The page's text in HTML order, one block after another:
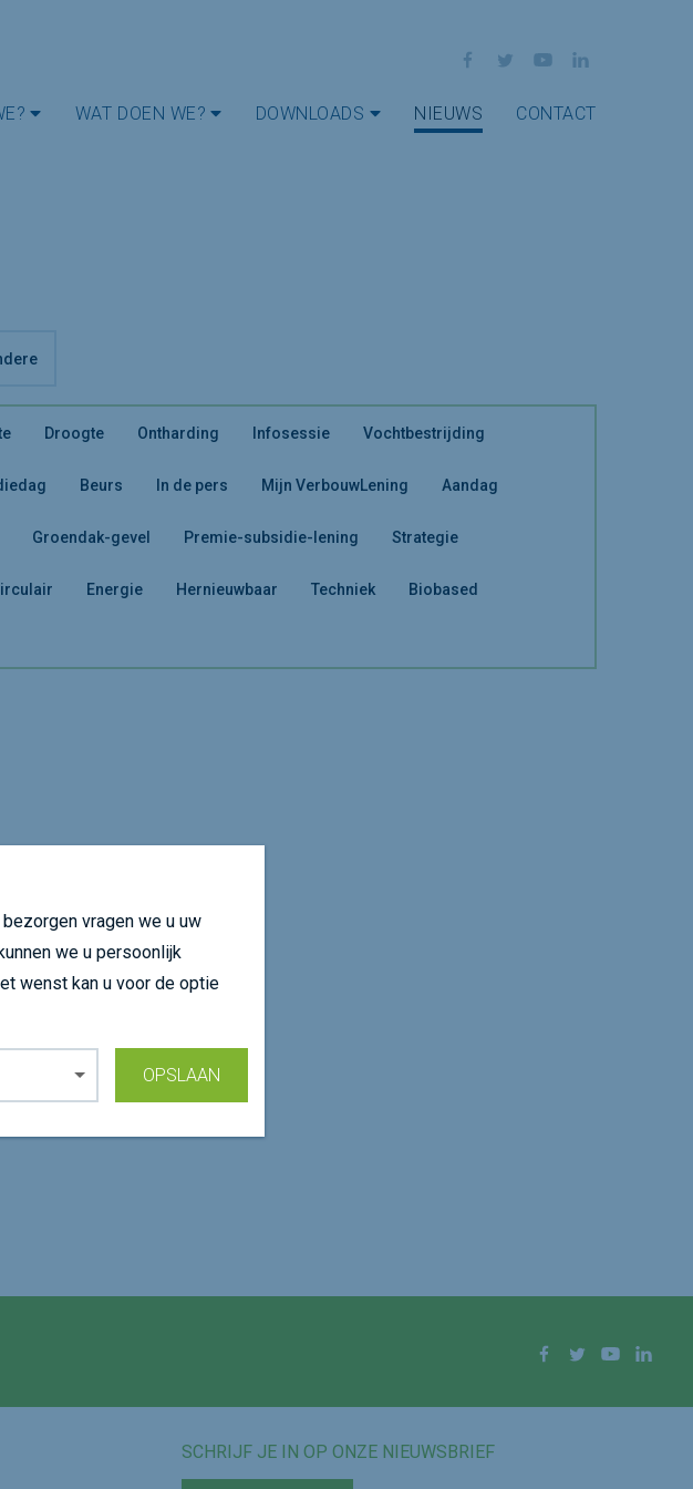
Facebook
Twitter YouTube
WAT DOEN WE? DOWNLOADS NIEUWS CONTACT
Droogte Ontharding Infosessie Vochtbestrijding
Beurs In de pers Mijn VerbouwLening Aandag
Groendak-gevel Premie-subsidie-lening Strategie
Energie Hernieuwbaar Techniek Biobased
Facebook
Twitter YouTube
SCHRIJF JE IN OP ONZE NIEUWSBRIEF
vragen we u uw
we u persoonlijk
wenst kan u voor de optie
OPSLAAN